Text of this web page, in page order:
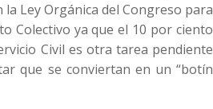
Ley Orgánica del Congreso para
Colectivo ya que el 10 por ciento
Civil es otra tarea pendiente
que se conviertan en un “botín